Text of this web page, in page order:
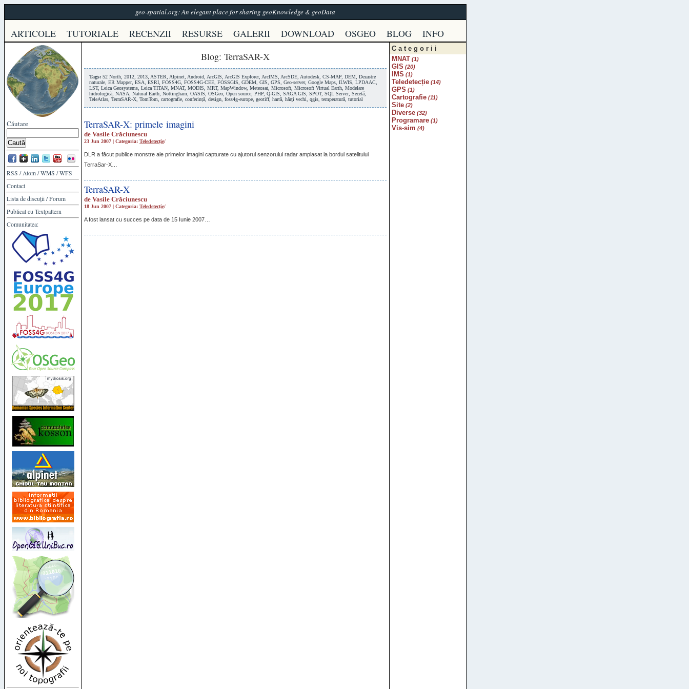
geo-spatial.org: An elegant place for sharing geoKnowledge & geoData
ARTICOLE TUTORIALE RECENZII RESURSE GALERII DOWNLOAD OSGEO BLOG INFO
Căutare
RSS /Atom /WMS /WFS
Contact
Lista de discuții /Forum
Publicat cu Textpattern
Comunitatea:
Blog: TerraSAR-X
Tags: 52 North 2012 2013 ASTER Alpinet Android ArcGIS ArcGIS Explorer, ArcIMS ArcSDE Autodesk CS-MAP DEM Dezastre
naturale ER Mapper, ESA ESRI FOSS4G FOSS4G-CEE FOSSGIS GDEM GIS GPS Geo-server, Google Maps ILWIS LPDAAC
LST, Leica Geosystems Leica TITAN MNAT, MODIS MRT, MapWindow, Meteosat Microsoft Microsoft Virtual Earth Modelare
hidrologică NASA Natural Earth Nottingham OASIS OSGeo Open source PHP Q-GIS SAGA GIS SPOT, SQL Server, Secetă
TeleAtlas TerraSAR-X TomTom cartografie conferință design foss4g-europe geotiff, hartă hărţi vechi qgis temperatură tutorial
TerraSAR-X: primele imagini
de Vasile Crăciunescu
23 Jun 2007 | Categoria: Teledetecție/
DLR a făcut publice monstre ale primelor imagini capturate cu ajutorul senzorului radar amplasat la bordul satelitului
TerraSar-X…
TerraSAR-X
de Vasile Crăciunescu
18 Jun 2007 | Categoria: Teledetecție/
A fost lansat cu succes pe data de 15 Iunie 2007…
Categorii
MNAT (1)
GIS (20)
IMS (1)
Teledetecție (14)
GPS (1)
Cartografie (11)
Site (2)
Diverse (32)
Programare (1)
Vis-sim (4)